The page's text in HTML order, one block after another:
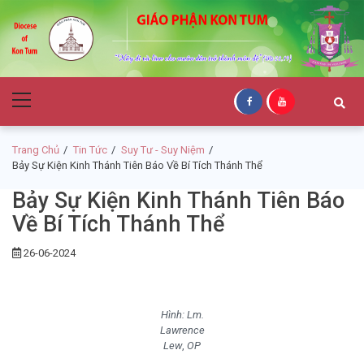
to
navigation
to
content
Giáo Phận Kon
Tum
Menu
Trang Chủ Tin Tức
Suy Tư - Suy Niệm
Bảy Sự Kiện Kinh Thánh Tiên Báo Về Bí Tích Thánh Thể
Bảy Sự Kiện Kinh Thánh Tiên Báo
Về Bí Tích Thánh Thể
26-06-2024
Hình: Lm.
Lawrence
Lew, OP